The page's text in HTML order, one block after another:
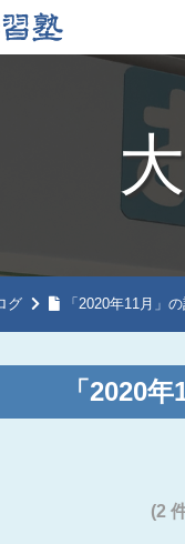
グ 「2020年11月」
「2020
(2